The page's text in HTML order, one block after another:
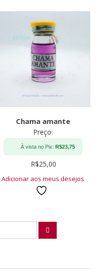
Chama amante
Preço:
À vista no Pix: R$23,75
R$25,00
Adicionar aos meus desejos